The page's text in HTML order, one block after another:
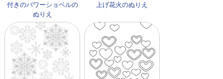
付きのパワーショベルの
ぬりえ
上げ花火のぬりえ